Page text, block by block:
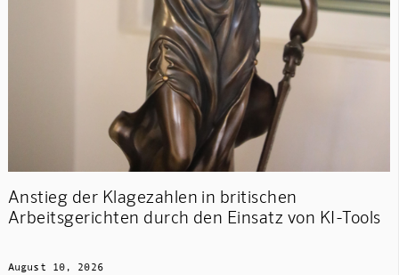
Anstieg der Klagezahlen in britischen
Arbeitsgerichten durch den Einsatz von KI-Tools
August 10, 2026